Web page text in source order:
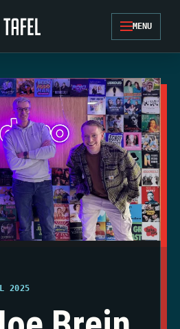
MENU
2025